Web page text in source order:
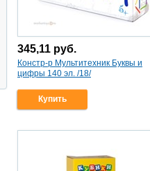
345,11 руб.
Констр-р Мультитехник Буквы и
цифры 140 эл. /18/
Купить